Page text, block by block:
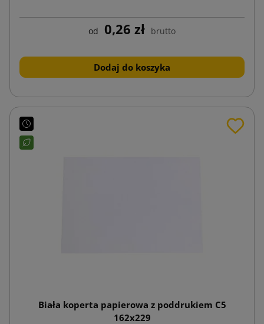
od 0,26 zł brutto
Dodaj do koszyka
Biała koperta papierowa z poddrukiem C5
162x229